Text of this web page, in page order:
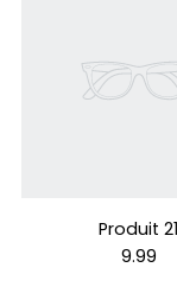
Produit 21
9.99